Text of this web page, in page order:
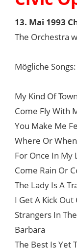
13. Mai 1993
The Orchestra
Mögliche Songs:
My Kind Of Town
Come Fly With
You Make Me
Where Or When
For Once In My
Come Rain Or
The Lady Is A
I Get A Kick Out
Strangers In
Barbara
The Best Is Yet